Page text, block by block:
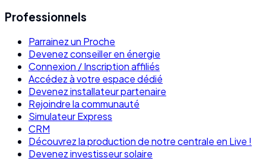
Professionnels
Parrainez un Proche
Devenez conseiller en énergie
Connexion / Inscription affiliés
Accédez à votre espace dédié
Devenez installateur partenaire
Rejoindre la communauté
Simulateur Express
CRM
Découvrez la production de notre centrale en Live !
Devenez investisseur solaire